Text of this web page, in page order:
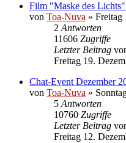
Film "Maske des
von Toa-Nuva » Freitag
2 Antworten
11606 Zugriffe
Letzter Beitrag
Freitag 19.
Chat-Event Dezember
von Toa-Nuva »
5 Antworten
10760 Zugriffe
Letzter Beitrag
Freitag 12.